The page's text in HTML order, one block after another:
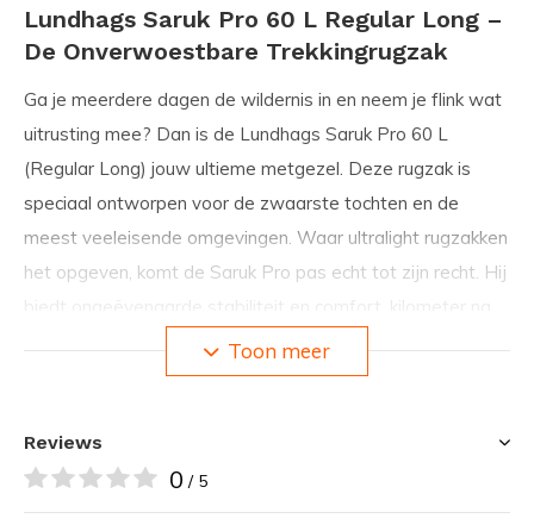
Lundhags Saruk Pro 60 L Regular Long –
De Onverwoestbare Trekkingrugzak
Ga je meerdere dagen de wildernis in en neem je flink wat
uitrusting mee? Dan is de Lundhags Saruk Pro 60 L
(Regular Long) jouw ultieme metgezel. Deze rugzak is
speciaal ontworpen voor de zwaarste tochten en de
meest veeleisende omgevingen. Waar ultralight rugzakken
het opgeven, komt de Saruk Pro pas echt tot zijn recht. Hij
kilometer, zelfs met extreem zware bepakking.
Bepakking
Het geheim van de Saruk Pro zit in het
Toon meer
Reviews
0 / 5